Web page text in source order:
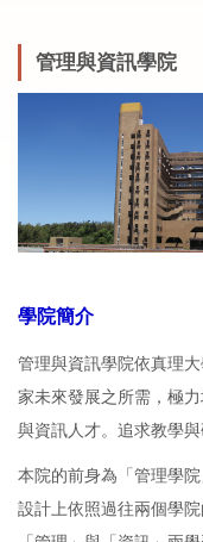
管理與資訊學院
學院簡介
管理與資訊學院依真理
家未來發展之所需，極
與資訊人才。追求教學
本院的前身為「管理學
設計上依照過往兩個學